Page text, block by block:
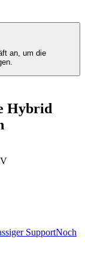
an, um die
Hybrid
SupportNoch